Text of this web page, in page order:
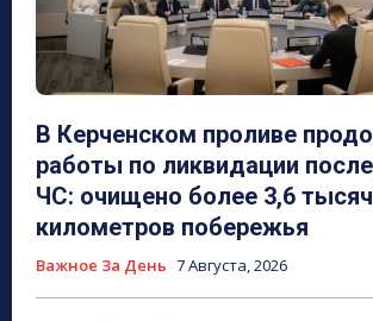
В Керченском проливе
работы по ликвидации
ЧС: очищено более 3,6
километров побережья
Важное За День 7 Августа, 2026